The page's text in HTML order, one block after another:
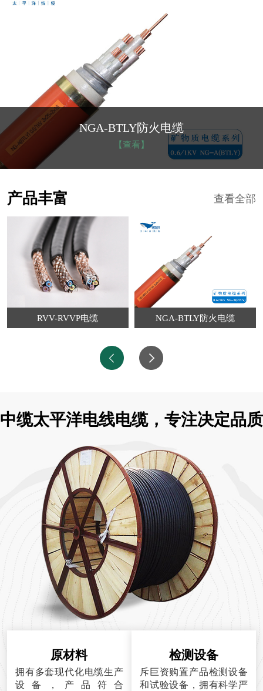
NGA-BTLY防火电缆
【查看】
查看全部
产品丰富
RVV-RVVP电缆 NGA-BTLY防火电缆
中缆太平洋电线电缆，专注决定品质
原材料
拥有多套现代化电缆生产
设备，产品符合
检测设备
斥巨资购置产品检测设备
和试验设备，拥有科学严